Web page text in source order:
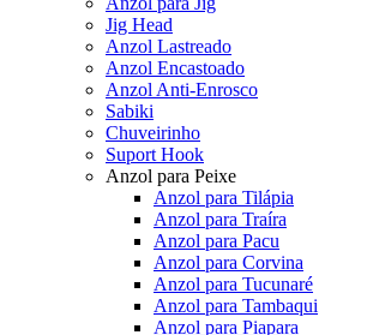
Jig Head
Anzol Lastreado
Anzol Encastoado
Anzol Anti-Enrosco
Sabiki
Chuveirinho
Suport Hook
Anzol para Peixe
Anzol para Tilápia
Anzol para Traíra
Anzol para Pacu
Anzol para Corvina
Anzol para Tucunaré
Anzol para Tambaqui
Anzol para Piapara